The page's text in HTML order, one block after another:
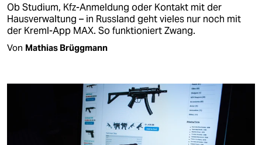
Ob Studium, Kfz-Anmeldung oder Kontakt mit der
Hausverwaltung – in Russland geht vieles nur noch mit
der Kreml-App MAX. So funktioniert Zwang.
Von Mathias Brüggmann